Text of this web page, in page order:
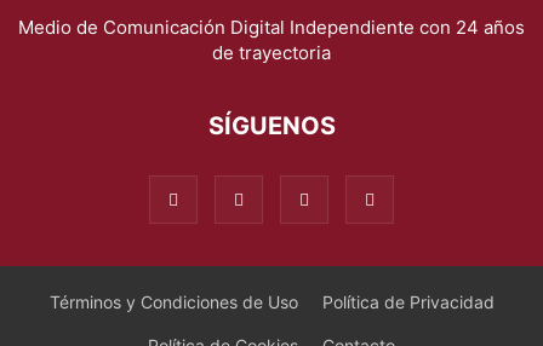
Medio de Comunicación Digital Independiente con 24 años
de trayectoria
SÍGUENOS
Términos y Condiciones de Uso Política de Privacidad